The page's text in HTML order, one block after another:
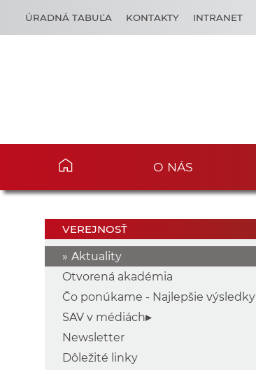
ÚRADNÁ TABUĽA KONTAKTY INTRANET
O NÁS
VEREJNOSŤ
Aktuality
Otvorená akadémia
Čo ponúkame - Najlepšie výsledky
SAV v médiách
Newsletter
Dôležité linky